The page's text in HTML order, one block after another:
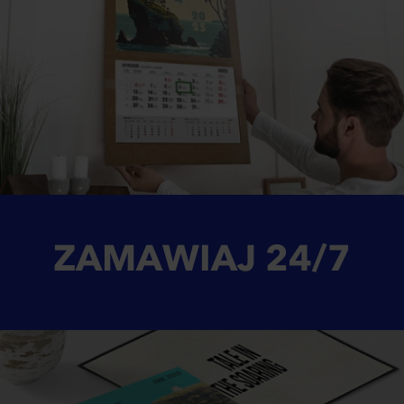
ZAMAWIAJ 24/7